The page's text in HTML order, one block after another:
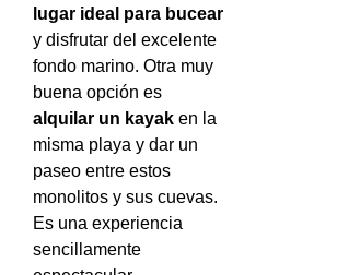
lugar ideal para bucear
y disfrutar del excelente
fondo marino. Otra muy
buena opción es
alquilar un kayak en la
misma playa y dar un
paseo entre estos
monolitos y sus cuevas.
Es una experiencia
sencillamente